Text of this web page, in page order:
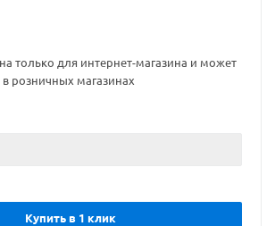
только для интернет-магазина и может
в розничных магазинах
Купить в 1 клик